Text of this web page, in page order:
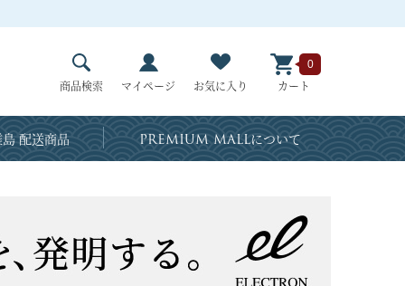
商品検索 マイページ お気に入り カート
0
配送商品 PREMIUM MALLについて